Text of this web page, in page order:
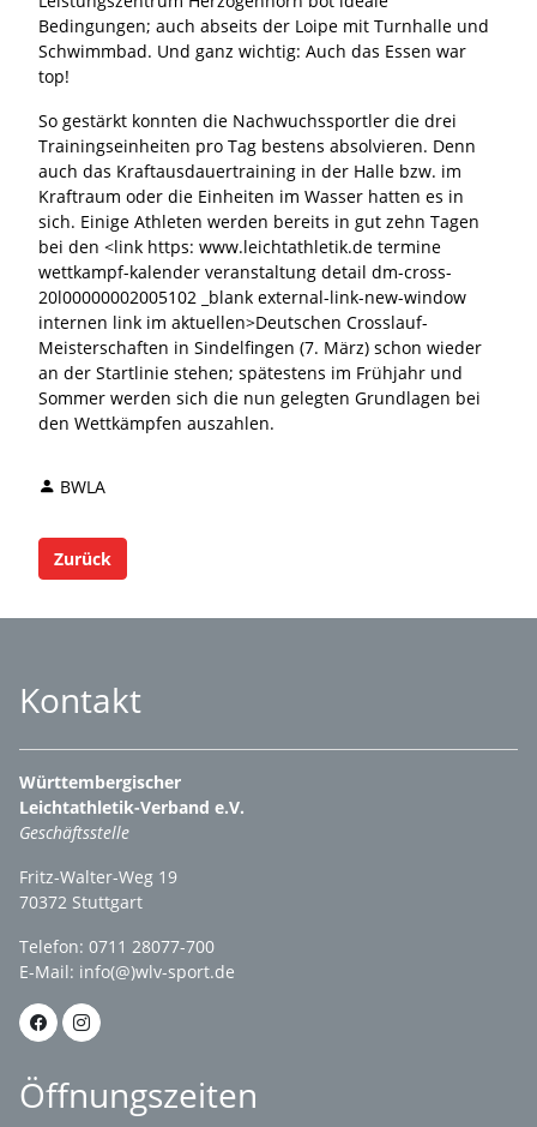
Bedingungen; auch abseits der Loipe mit Turnhalle und
Schwimmbad. Und ganz wichtig: Auch das Essen war
top!
So gestärkt konnten die Nachwuchssportler die drei
Trainingseinheiten pro Tag bestens absolvieren. Denn
auch das Kraftausdauertraining in der Halle bzw. im
Kraftraum oder die Einheiten im Wasser hatten es in
sich. Einige Athleten werden bereits in gut zehn Tagen
bei den <link https: www.leichtathletik.de termine
wettkampf-kalender veranstaltung detail dm-cross-
20l00000002005102 _blank external-link-new-window
internen link im aktuellen>Deutschen Crosslauf-
Meisterschaften in Sindelfingen (7. März) schon wieder
an der Startlinie stehen; spätestens im Frühjahr und
Sommer werden sich die nun gelegten Grundlagen bei
den Wettkämpfen auszahlen.
BWLA
Zurück
Kontakt
Württembergischer
Leichtathletik-Verband e.V.
Geschäftsstelle
Fritz-Walter-Weg 19
70372 Stuttgart
Telefon: 0711 28077-700
E-Mail: info(@)wlv-sport.de
Öffnungszeiten